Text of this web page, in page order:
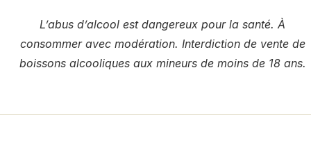
L’abus d’alcool est dangereux pour la santé. À
consommer avec modération. Interdiction de vente de
boissons alcooliques aux mineurs de moins de 18 ans.